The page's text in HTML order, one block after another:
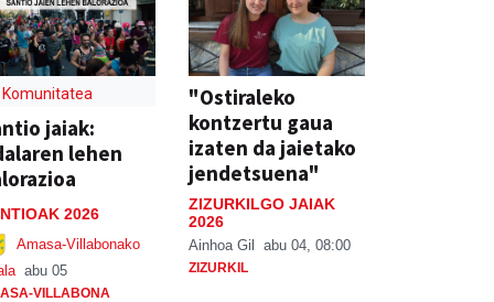
Komunitatea
jaiak:
lehen
2026
Amasa-Villabonako
abu 05
VILLABONA
"Ostiraleko
kontzertu gaua
izaten da jaietako
jendetsuena"
ZIZURKILGO JAIAK
2026
Ainhoa Gil abu 04, 08:00
ZIZURKIL